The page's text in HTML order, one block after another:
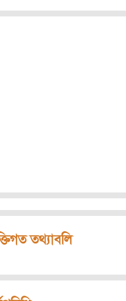
তথ্যাবলি